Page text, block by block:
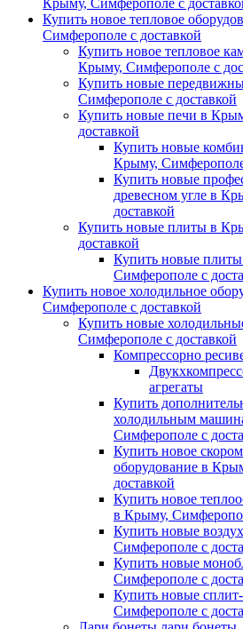
Крыму, Симферополе с
Купить новое тепловое
Симферополе с доставкой
Купить новое тепловое
Крыму, Симферополе с
Купить новые
Симферополе с доставкой
Купить новые печи в
доставкой
Купить новые
Крыму, Симферополе
Купить новые
древесном угле в
доставкой
Купить новые плиты в
доставкой
Купить новые
Симферополе с
Купить новое холодильное
Симферополе с доставкой
Купить новые
Симферополе с доставкой
Компрессорно
агрегаты
Купить
холодильным
Симферополе с
Купить новое
оборудование в
доставкой
Купить новое
в Крыму,
Купить новые
Симферополе с
Купить новые
Симферополе с
Купить новые
Симферополе с